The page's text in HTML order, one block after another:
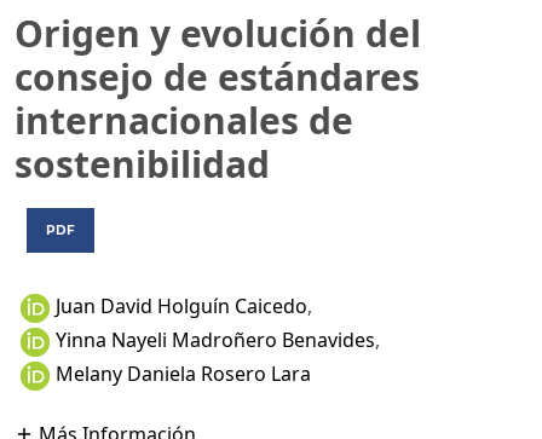
Origen y evolución del
consejo de estándares
internacionales de
sostenibilidad
PDF
Juan David Holguín Caicedo,
Yinna Nayeli Madroñero Benavides,
Melany Daniela Rosero Lara
Más Información